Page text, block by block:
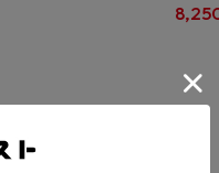
クリ